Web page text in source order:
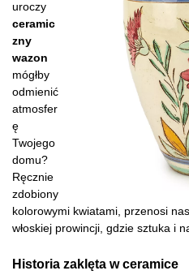
uroczy
ceramic
zny
wazon
mógłby
odmienić
atmosfer
ę
Twojego
domu?
Ręcznie
zdobiony
kolorowymi kwiatami, przenosi
włoskiej prowincji, gdzie sztuka i
Historia zaklęta w ceramice